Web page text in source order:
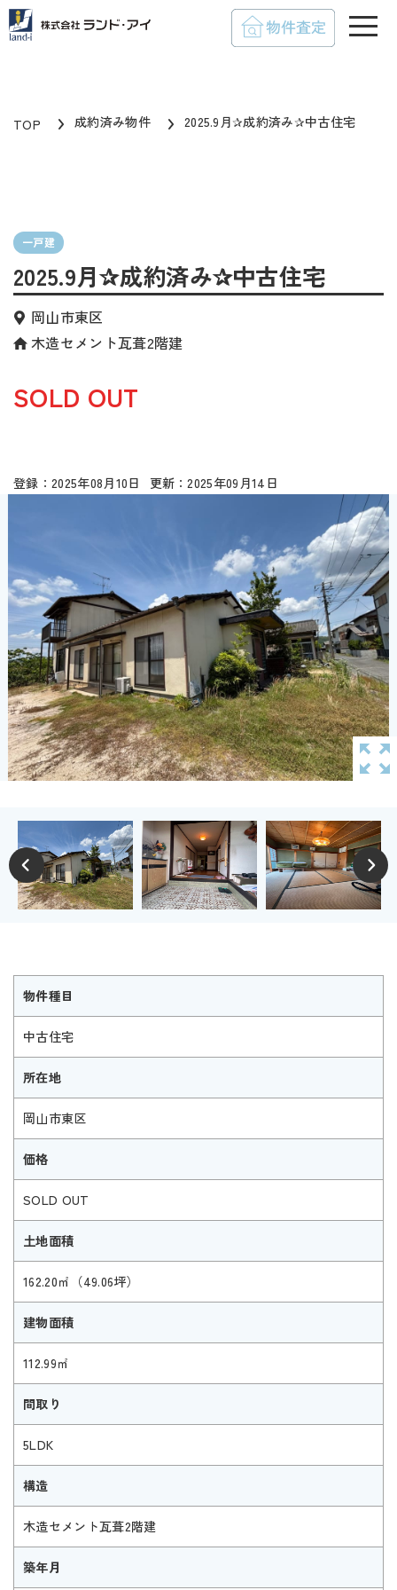
TOP 成約済み物件 2025.9月✰成約済み✰中古住宅
一戸建
2025.9月✰成約済み✰中古住宅
岡山市東区
木造セメント瓦葺2階建
SOLD OUT
2025年08月10日 2025年09月14日
物件種目
中古住宅
所在地
岡山市東区
価格
SOLD OUT
土地面積
162.20㎡（49.06坪）
建物面積
112.99㎡
間取り
5LDK
構造
木造セメント瓦葺2階建
築年月